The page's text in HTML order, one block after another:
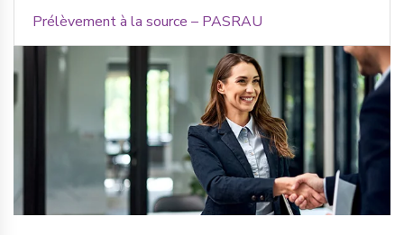
Prélèvement à la source – PASRAU